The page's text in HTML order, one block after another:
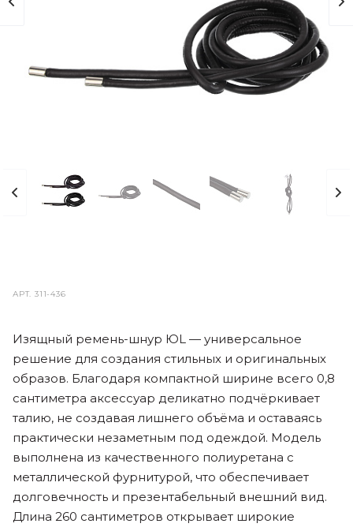
АРТ.311-436
Изящный ремень-шнур ЮL — универсальное
решение для создания стильных и оригинальных
образов. Благодаря компактной ширине всего 0,8
сантиметра аксессуар деликатно подчёркивает
талию, не создавая лишнего объёма и оставаясь
практически незаметным под одеждой. Модель
выполнена из качественного полиуретана с
металлической фурнитурой, что обеспечивает
долговечность и презентабельный внешний вид.
Длина 260 сантиметров открывает широкие